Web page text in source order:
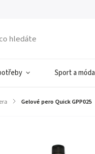
Sport a móda
/ Gelové pero Quick GPP025